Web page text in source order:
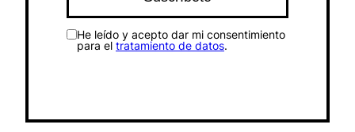
He leído y acepto dar mi consentimiento
para el tratamiento de datos.